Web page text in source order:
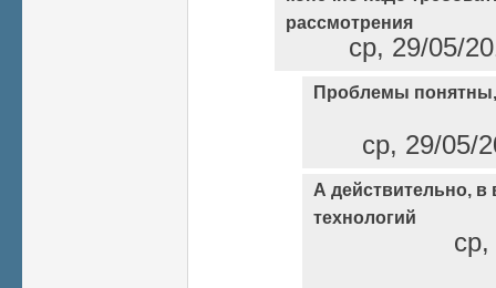
рассмотрения
ср, 29/05/
Проблемы
ср, 29/05/
А действительно,
технологий